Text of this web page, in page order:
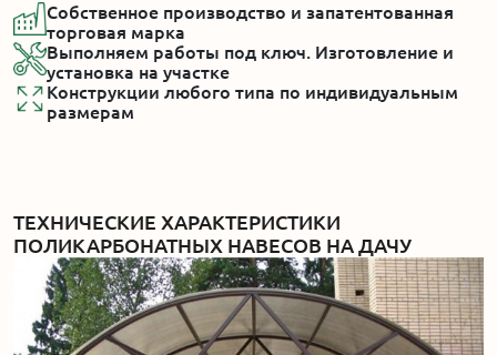
Собственное производство и запатентованная
торговая марка
Выполняем работы под ключ. Изготовление и
установка на участке
Конструкции любого типа по индивидуальным
размерам
ТЕХНИЧЕСКИЕ ХАРАКТЕРИСТИКИ
ПОЛИКАРБОНАТНЫХ НАВЕСОВ НА ДАЧУ